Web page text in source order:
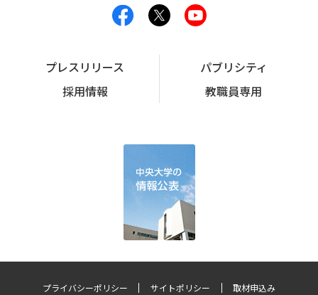
プレスリリース
パブリシティ
採用情報
教職員専用
プライバシーポリシー サイトポリシー 取材申込み